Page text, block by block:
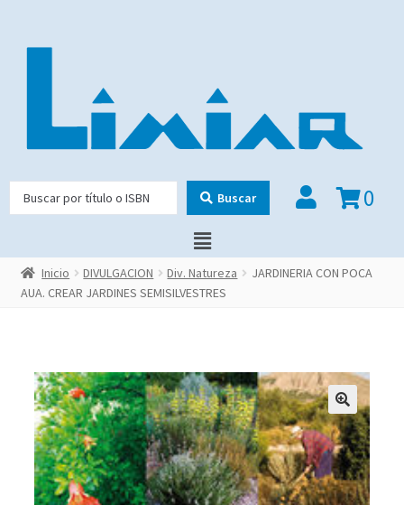
Buscar 0
Inicio DIVULGACION Div. Natureza
JARDINERIA CON POCA
AUA. CREAR JARDINES SEMISILVESTRES